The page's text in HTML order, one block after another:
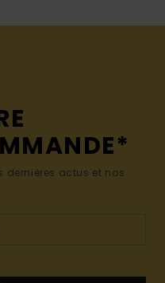
dernières actus et nos